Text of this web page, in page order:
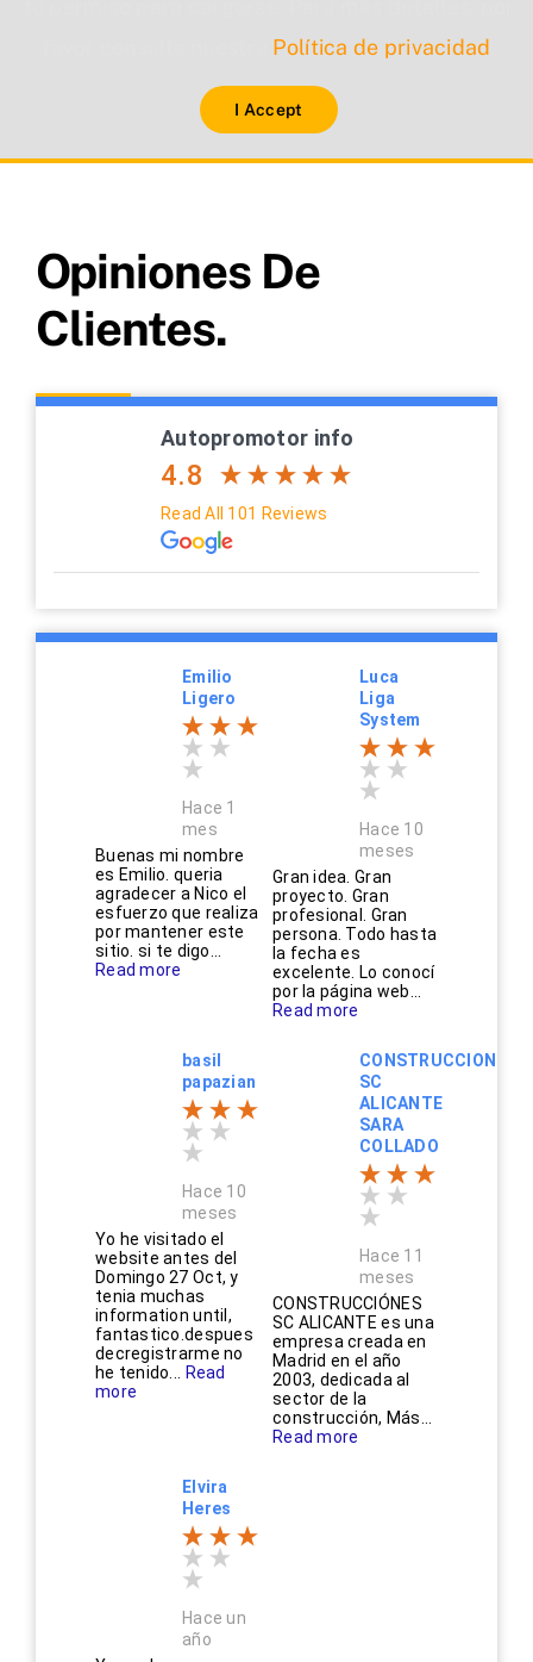
Política de privacidad
I Accept
Opiniones De
Clientes.
Autopromotor info
4.8
Read All 101 Reviews
Emilio
Ligero
Hace 1
mes
Buenas mi nombre
es Emilio. queria
agradecer a Nico el
esfuerzo que realiza
por mantener este
sitio. si te digo...
Read more
Luca
Liga
System
Hace 10
meses
Gran idea. Gran
proyecto. Gran
profesional. Gran
persona. Todo hasta
la fecha es
excelente. Lo conocí
por la página web...
Read more
basil
papazian
Hace 10
meses
Yo he visitado el
website antes del
Domingo 27 Oct, y
tenia muchas
information until,
fantastico.despues
decregistrarme no
he tenido... Read
more
CONSTRUCCIONES
SC
ALICANTE
SARA
COLLADO
Hace 11
meses
CONSTRUCCIÓNES
SC ALICANTE es una
empresa creada en
Madrid en el año
2003, dedicada al
sector de la
construcción, Más...
Read more
Elvira
Heres
Hace un
año